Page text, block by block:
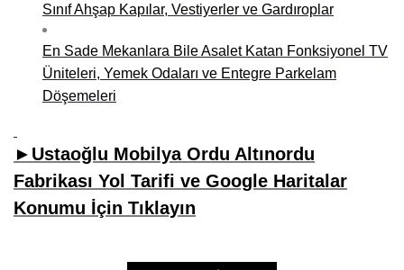
Sınıf Ahşap Kapılar, Vestiyerler ve Gardıroplar
En Sade Mekanlara Bile Asalet Katan Fonksiyonel TV
Üniteleri, Yemek Odaları ve Entegre Parkelam
Döşemeleri
►Ustaoğlu Mobilya Ordu Altınordu
Fabrikası Yol Tarifi ve Google Haritalar
Konumu İçin Tıklayın